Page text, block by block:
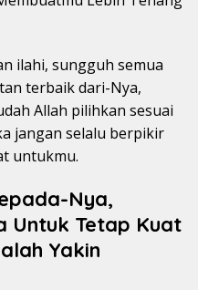
ilahi, sungguh semua
terbaik dari-Nya,
Allah pilihkan sesuai
jangan selalu berpikir
untukmu.
Nya,
Untuk Tetap Kuat
Yakin